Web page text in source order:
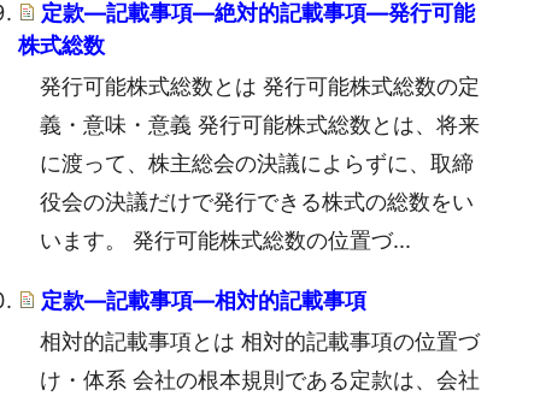
定款―記載事項―絶対的記載事項―発行可能
株式総数
発行可能株式総数とは 発行可能株式総数の定
義・意味・意義 発行可能株式総数とは、将来
に渡って、株主総会の決議によらずに、取締
役会の決議だけで発行できる株式の総数をい
います。 発行可能株式総数の位置づ...
定款―記載事項―相対的記載事項
相対的記載事項とは 相対的記載事項の位置づ
け・体系 会社の根本規則である定款は、会社